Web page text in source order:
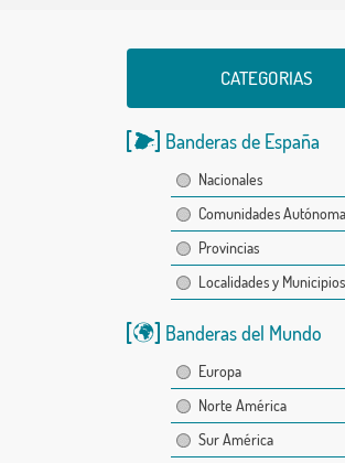
CATEGORIAS
Banderas de España
Nacionales
Comunidades
Provincias
Localidades y Municipios
Banderas del Mundo
Europa
Norte América
Sur América